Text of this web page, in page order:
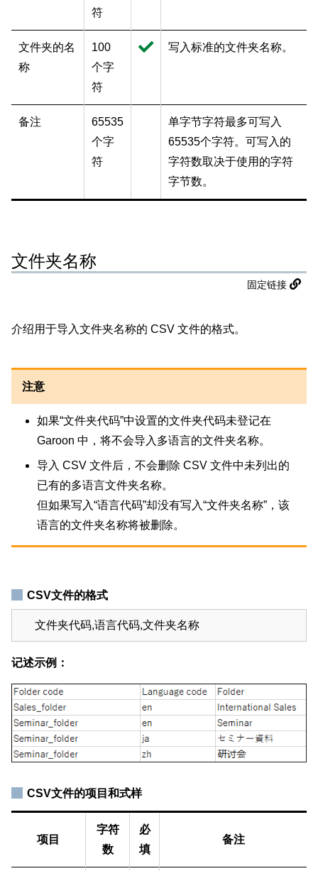
符
文件夹的名
称
100
个字
符
写入标准的文件夹名称。
备注
65535
个字
符
单字节字符最多可写入
65535个字符。可写入的
字符数取决于使用的字符
字节数。
文件夹名称
固定链接
介绍用于导入文件夹名称的 CSV 文件的格式。
注意
如果“文件夹代码”中设置的文件夹代码未登记在
Garoon 中，将不会导入多语言的文件夹名称。
导入 CSV 文件后，不会删除 CSV 文件中未列出的
已有的多语言文件夹名称。
但如果写入“语言代码”却没有写入“文件夹名称”，该
语言的文件夹名称将被删除。
CSV文件的格式
文件夹代码,语言代码,文件夹名称
记述示例：
CSV文件的项目和式样
项目
字符
数
必
填
备注